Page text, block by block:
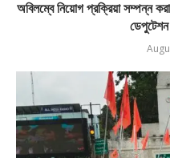
অবিলম্বে নিয়োগ প্রক্রিয়া সম্পন্ন